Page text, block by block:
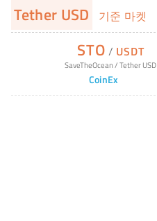
Tether USD 기준 마켓
STO / USDT
SaveTheOcean/Tether USD
CoinEx